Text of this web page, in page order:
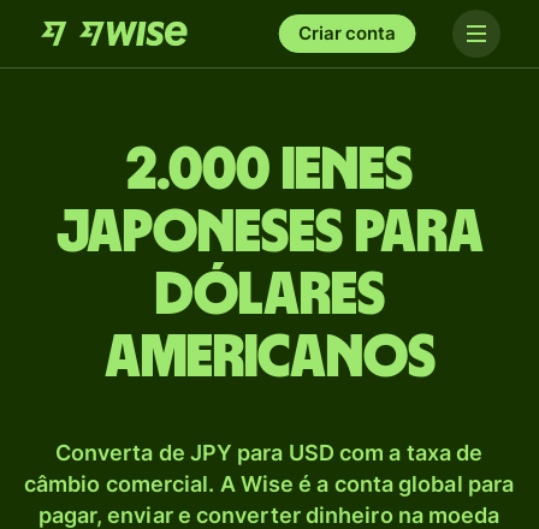
Criar conta
2.000 Ienes
japoneses para
Dólares
americanos
Converta de JPY para USD com a taxa de
câmbio comercial. A Wise é a conta global para
pagar, enviar e converter dinheiro na moeda